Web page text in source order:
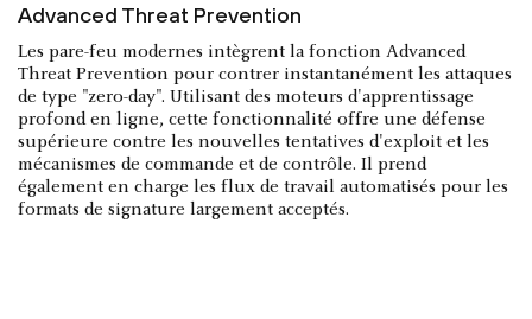
Advanced Threat Prevention
Les pare-feu modernes intègrent la fonction Advanced
Threat Prevention pour contrer instantanément les attaques
de type "zero-day". Utilisant des moteurs d'apprentissage
profond en ligne, cette fonctionnalité offre une défense
supérieure contre les nouvelles tentatives d'exploit et les
mécanismes de commande et de contrôle. Il prend
également en charge les flux de travail automatisés pour les
formats de signature largement acceptés.